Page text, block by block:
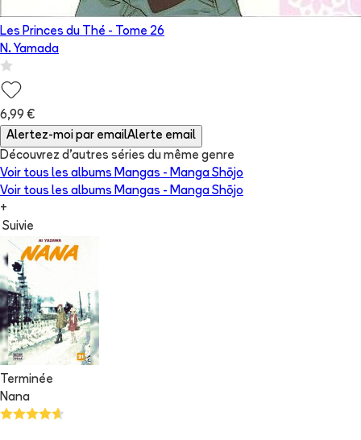
Les Princes du Thé - Tome 26
N. Yamada
6,99 €
Alertez-moi par emailAlerte email
Découvrez d'autres séries du même genre
Voir tous les albums Mangas - Manga Shōjo
Voir tous les albums Mangas - Manga Shōjo
+
Suivie
Terminée
Nana